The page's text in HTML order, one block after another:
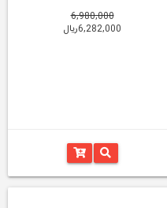
6,980,000
6,282,000ریال